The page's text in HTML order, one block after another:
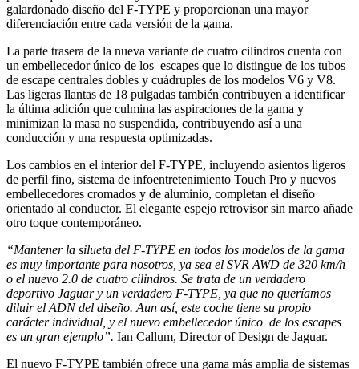
galardonado diseño del F-TYPE y proporcionan una mayor
diferenciación entre cada versión de la gama.
La parte trasera de la nueva variante de cuatro cilindros cuenta con
un embellecedor único de los escapes que lo distingue de los tubos
de escape centrales dobles y cuádruples de los modelos V6 y V8.
Las ligeras llantas de 18 pulgadas también contribuyen a identificar
la última adición que culmina las aspiraciones de la gama y
minimizan la masa no suspendida, contribuyendo así a una
conducción y una respuesta optimizadas.
Los cambios en el interior del F-TYPE, incluyendo asientos ligeros
de perfil fino, sistema de infoentretenimiento Touch Pro y nuevos
embellecedores cromados y de aluminio, completan el diseño
orientado al conductor. El elegante espejo retrovisor sin marco añade
otro toque contemporáneo.
“Mantener la silueta del F-TYPE en todos los modelos de la gama
es muy importante para nosotros, ya sea el SVR AWD de 320 km/h
o el nuevo 2.0 de cuatro cilindros. Se trata de un verdadero
deportivo Jaguar y un verdadero F-TYPE, ya que no queríamos
diluir el ADN del diseño. Aun así, este coche tiene su propio
carácter individual, y el nuevo embellecedor único de los escapes
es un gran ejemplo”. Ian Callum, Director of Design de Jaguar.
El nuevo F-TYPE también ofrece una gama más amplia de sistemas